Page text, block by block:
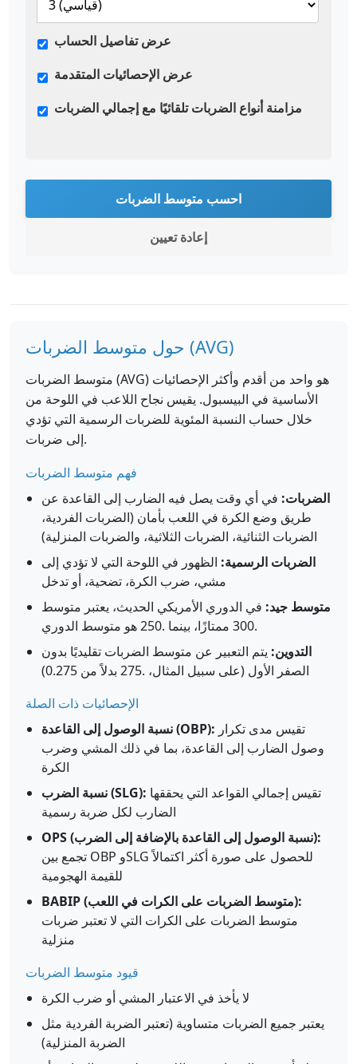
عرض تفاصيل الحساب
عرض الإحصائيات المتقدمة
مزامنة أنواع الضربات تلقائيًا مع إجمالي الضربات
احسب متوسط الضربات
إعادة تعيين
حول متوسط الضربات (AVG)
متوسط الضربات (AVG) هو واحد من أقدم وأكثر الإحصائيات
الأساسية في البيسبول. يقيس نجاح اللاعب في اللوحة من
خلال حساب النسبة المئوية للضربات الرسمية التي تؤدي
إلى ضربات.
فهم متوسط الضربات
الضربات: في أي وقت يصل فيه الضارب إلى القاعدة عن
طريق وضع الكرة في اللعب بأمان (الضربات الفردية،
الضربات الثنائية، الضربات الثلاثية، والضربات المنزلية)
الضربات الرسمية: الظهور في اللوحة التي لا تؤدي إلى
مشي، ضرب الكرة، تضحية، أو تدخل
متوسط جيد: في الدوري الأمريكي الحديث، يعتبر متوسط
.300 ممتازًا، بينما .250 هو متوسط الدوري
التدوين: يتم التعبير عن متوسط الضربات تقليديًا بدون
الصفر الأول (على سبيل المثال، .275 بدلاً من 0.275)
الإحصائيات ذات الصلة
نسبة الوصول إلى القاعدة (OBP):
وصول الضارب إلى القاعدة، بما في ذلك المشي وضرب
الكرة
نسبة الضرب (SLG):
الضارب لكل ضربة رسمية
OPS (نسبة الوصول إلى القاعدة بالإضافة إلى الضرب):
تجمع بين OBP وSLG للحصول على صورة أكثر اكتمالاً
للقيمة الهجومية
BABIP (متوسط الضربات على الكرات في اللعب):
متوسط الضربات على الكرات التي لا تعتبر ضربات
منزلية
قيود متوسط الضربات
لا يأخذ في الاعتبار المشي أو ضرب الكرة
يعتبر جميع الضربات متساوية (تعتبر الضربة الفردية مثل
الضربة المنزلية)